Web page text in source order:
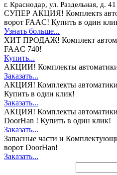
г. Краснодар, ул. Раздельная, д. 41
СУПЕР АКЦИЯ! Комплектs
ворот FAAC! Купить в один
Узнать больше...
ХИТ ПРОДАЖ! Комплект
FAAC 740!
Купить...
АКЦИИ! Комплекты
Заказать...
АКЦИЯ! Комплекты
Купить в один клик!
Заказать...
АКЦИЯ! Комплекты
DoorHan ! Купить в один клик!
Заказать...
Запасные части и
ворот DoorHan!
Заказать...